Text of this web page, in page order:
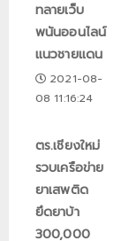
ทลายเว็บ
พนันออนไลน์
แนวชายแดน
2021-08-
08 11:16:24
ตร.เชียงใหม่
รวบเครือข่าย
ยาเสพติด
ยึดยาบ้า
300,000